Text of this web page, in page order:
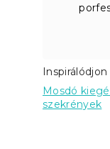
Mosdó
szekrények